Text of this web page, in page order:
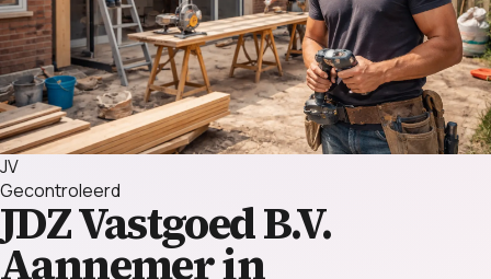
JV
Gecontroleerd
JDZ Vastgoed B.V.
Aannemer in